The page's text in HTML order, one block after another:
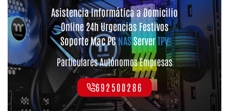
Asistencia Informática a Domicilio
Online 24h Urgencias Festivos
Soporte Mac PCNASServerTPV
Particulares Autónomos Empresas
692500286